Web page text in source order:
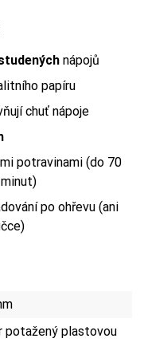
nápojů
papíru
chuť nápoje
potravinami (do 70
minut)
po ohřevu (ani
potažený plastovou